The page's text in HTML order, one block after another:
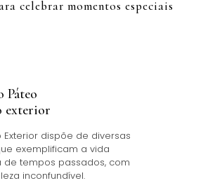
celebrar momentos especiais
Páteo
exterior
Exterior dispõe de diversas
exemplificam a vida
de tempos passados, com
inconfundível.